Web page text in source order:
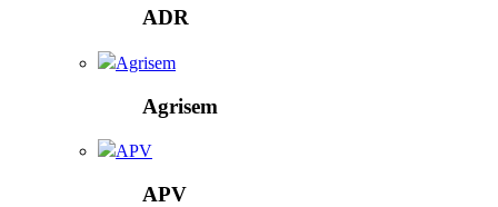
ADR
Agrisem
Agrisem
APV
APV